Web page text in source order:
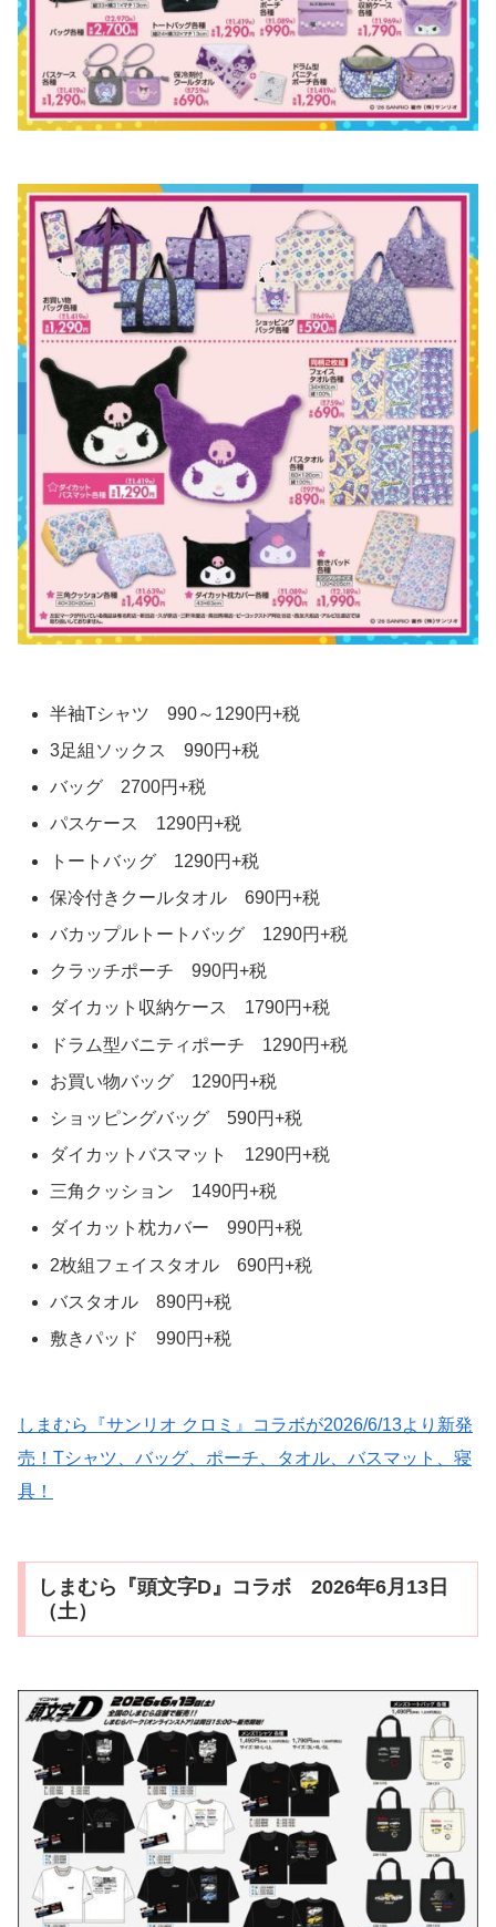
半袖Tシャツ 990～1290円+税
3足組ソックス 990円+税
バッグ 2700円+税
パスケース 1290円+税
トートバッグ 1290円+税
保冷付きクールタオル 690円+税
バカップルトートバッグ 1290円+税
クラッチポーチ 990円+税
ダイカット収納ケース 1790円+税
ドラム型バニティポーチ 1290円+税
お買い物バッグ 1290円+税
ショッピングバッグ 590円+税
ダイカットバスマット 1290円+税
三角クッション 1490円+税
ダイカット枕カバー 990円+税
2枚組フェイスタオル 690円+税
バスタオル 890円+税
敷きパッド 990円+税
しまむら『サンリオ クロミ』コラボが2026/6/13より新発
売！Tシャツ、バッグ、ポーチ、タオル、バスマット、寝
具！
しまむら『頭文字D』コラボ 2026年6月13日
（土）